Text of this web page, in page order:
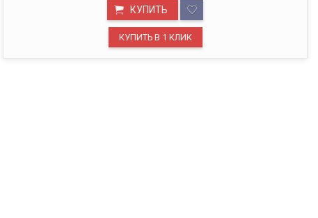
КУПИТЬ
ОФИС В МОСКВЕ